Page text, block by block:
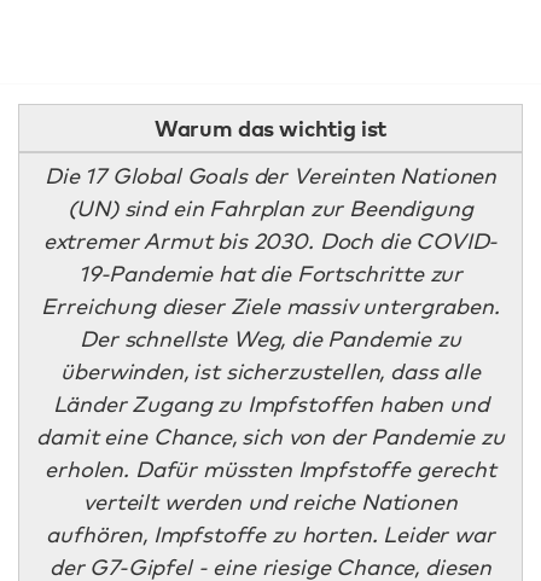
Warum das wichtig ist
Die 17 Global Goals der Vereinten Nationen
(UN) sind ein Fahrplan zur Beendigung
extremer Armut bis 2030. Doch die COVID-
19-Pandemie hat die Fortschritte zur
Erreichung dieser Ziele massiv untergraben.
Der schnellste Weg, die Pandemie zu
überwinden, ist sicherzustellen, dass alle
Länder Zugang zu Impfstoffen haben und
damit eine Chance, sich von der Pandemie zu
erholen. Dafür müssten Impfstoffe gerecht
verteilt werden und reiche Nationen
aufhören, Impfstoffe zu horten. Leider war
der G7-Gipfel - eine riesige Chance, diesen